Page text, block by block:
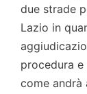
due strade
Lazio in
procedura
come andrà